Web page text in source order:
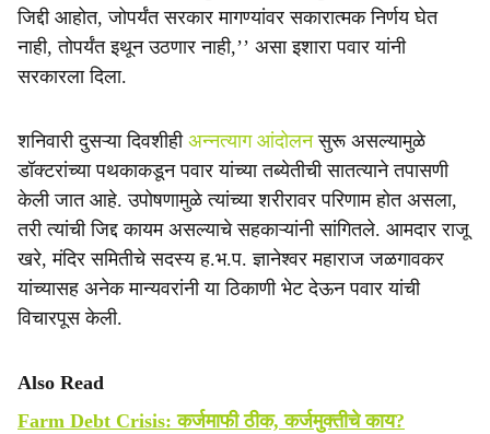
जिद्दी आहोत, जोपर्यंत सरकार मागण्यांवर सकारात्मक निर्णय घेत
नाही, तोपर्यंत इथून उठणार नाही,’’ असा इशारा पवार यांनी
सरकारला दिला.
शनिवारी दुसऱ्या दिवशीही अन्नत्याग आंदोलनसुरू असल्यामुळे
डॉक्टरांच्या पथकाकडून पवार यांच्या तब्येतीची सातत्याने तपासणी
केली जात आहे. उपोषणामुळे त्यांच्या शरीरावर परिणाम होत असला,
तरी त्यांची जिद्द कायम असल्याचे सहकाऱ्यांनी सांगितले. आमदार राजू
खरे, मंदिर समितीचे सदस्य ह.भ.प. ज्ञानेश्वर महाराज जळगावकर
यांच्यासह अनेक मान्यवरांनी या ठिकाणी भेट देऊन पवार यांची
विचारपूस केली.
Also Read
Farm Debt Crisis: कर्जमाफी ठीक, कर्जमुक्तीचे काय?